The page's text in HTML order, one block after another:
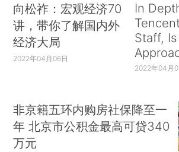
向松祚：宏观经济70
讲，带你了解国内外
经济大局
2022年04月06日
In
Staff, Is
2022年04月
非京籍五环内购房社保降至一
年 北京市公积金最高可贷340
万元